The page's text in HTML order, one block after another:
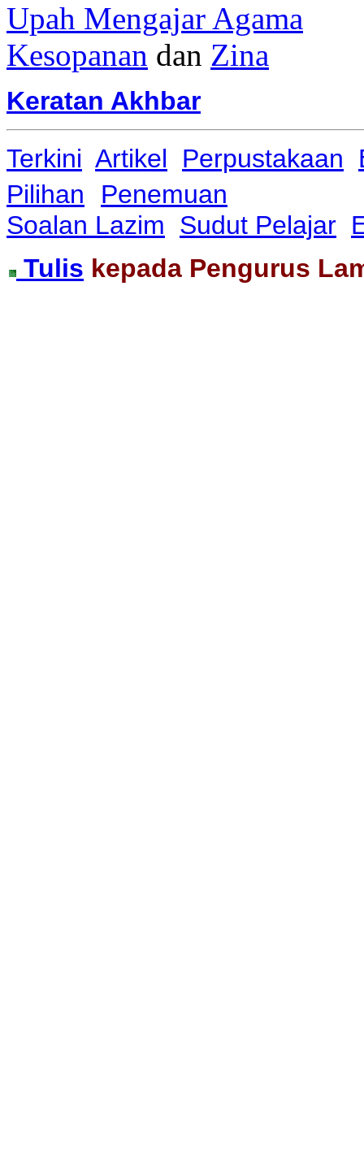
Upah Mengajar Agama
Kesopanan dan Zina
Keratan Akhbar
Terkini Artikel Perpustakaan
Pilihan
Penemuan
Soalan Lazim Sudut Pelajar
Tulis kepada Pengurus